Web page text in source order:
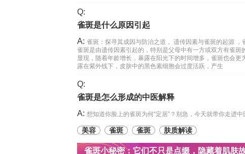
Q:
雀斑是什么原因引起
A: 雀斑：探寻其成因与防治之道， 遗传因素与雀斑的起源
雀斑是由遗传因素引起的，特别是父母中有一方或双方有雀
显现，随着年龄增长，暴露在阳光下的时间增多，雀斑也会
露在紫外线下，皮肤中的黑色素细胞会过度活跃，产生
Q:
雀斑是怎么形成的中医解释
A: 想知道你脸上的雀斑为何“定居”？别急，今天就带你走进
美容 雀斑 雀斑 肤质解读
雀斑小秘密：它们不只是点缀，隐藏着肌肤